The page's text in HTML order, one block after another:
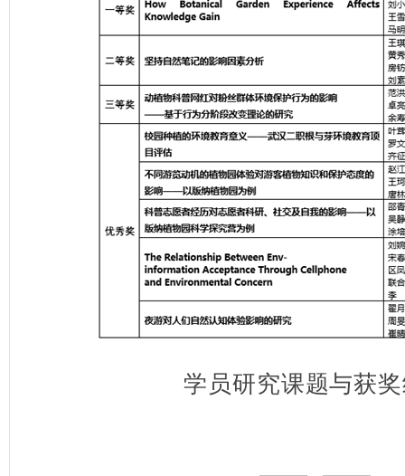
学员研究课题与获